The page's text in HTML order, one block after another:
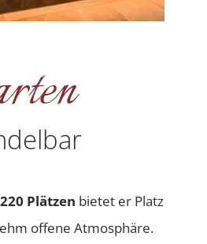
Plätzen bietet er Platz
offene Atmosphäre.